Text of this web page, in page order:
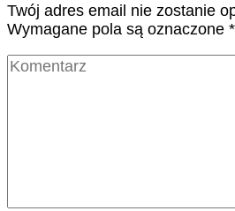
Twój adres email nie zostanie
Wymagane pola są oznaczone *